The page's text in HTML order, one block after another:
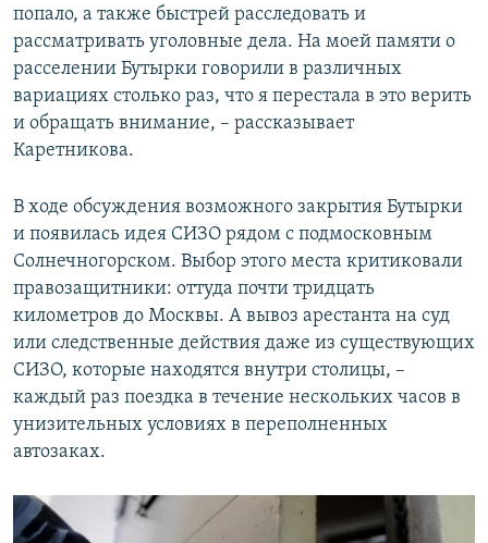
попало, а также быстрей расследовать и
рассматривать уголовные дела. На моей памяти о
расселении Бутырки говорили в различных
вариациях столько раз, что я перестала в это верить
и обращать внимание, – рассказывает
Каретникова.
В ходе обсуждения возможного закрытия Бутырки
и появилась идея СИЗО рядом с подмосковным
Солнечногорском. Выбор этого места критиковали
правозащитники: оттуда почти тридцать
километров до Москвы. А вывоз арестанта на суд
или следственные действия даже из существующих
СИЗО, которые находятся внутри столицы, –
каждый раз поездка в течение нескольких часов в
унизительных условиях в переполненных
автозаках.